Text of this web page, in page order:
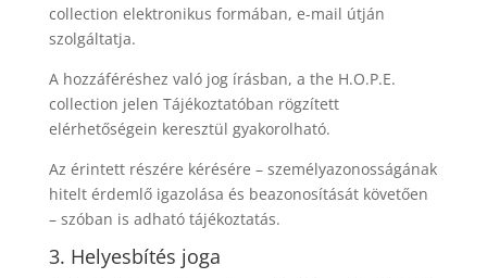
collection elektronikus formában, e-mail útján
szolgáltatja.
A hozzáféréshez való jog írásban, a the H.O.P.E.
collection jelen Tájékoztatóban rögzített
elérhetőségein keresztül gyakorolható.
Az érintett részére kérésére – személyazonosságának
hitelt érdemlő igazolása és beazonosítását követően
– szóban is adható tájékoztatás.
3. Helyesbítés joga